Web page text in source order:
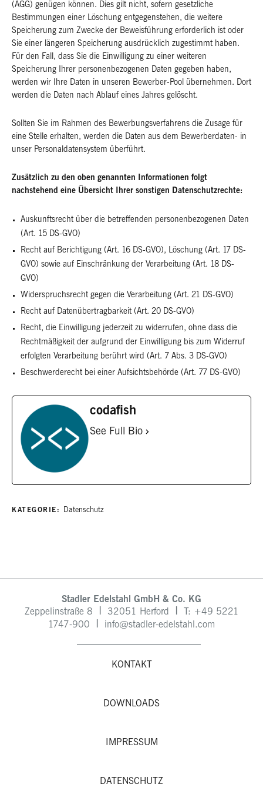
(AGG) genügen können. Dies gilt nicht, sofern gesetzliche
Bestimmungen einer Löschung entgegenstehen, die weitere
Speicherung zum Zwecke der Beweisführung erforderlich ist oder
Sie einer längeren Speicherung ausdrücklich zugestimmt haben.
Für den Fall, dass Sie die Einwilligung zu einer weiteren
Speicherung Ihrer personenbezogenen Daten gegeben haben,
werden wir Ihre Daten in unseren Bewerber-Pool übernehmen. Dort
werden die Daten nach Ablauf eines Jahres gelöscht.
Sollten Sie im Rahmen des Bewerbungsverfahrens die Zusage für
eine Stelle erhalten, werden die Daten aus dem Bewerberdaten- in
unser Personaldatensystem überführt.
Zusätzlich zu den oben genannten Informationen folgt
nachstehend eine Übersicht Ihrer sonstigen Datenschutzrechte:
Auskunftsrecht über die betreffenden personenbezogenen Daten
(Art. 15 DS-GVO)
Recht auf Berichtigung (Art. 16 DS-GVO), Löschung (Art. 17 DS-
GVO) sowie auf Einschränkung der Verarbeitung (Art. 18 DS-
GVO)
Widerspruchsrecht gegen die Verarbeitung (Art. 21 DS-GVO)
Recht auf Datenübertragbarkeit (Art. 20 DS-GVO)
Recht, die Einwilligung jederzeit zu widerrufen, ohne dass die
Rechtmäßigkeit der aufgrund der Einwilligung bis zum Widerruf
erfolgten Verarbeitung berührt wird (Art. 7 Abs. 3 DS-GVO)
Beschwerderecht bei einer Aufsichtsbehörde (Art. 77 DS-GVO)
codafish
See Full Bio
KATEGORIE: Datenschutz
Stadler Edelstahl GmbH & Co. KG
Zeppelinstraße 8
32051 Herford T: +49 5221
1747-900
info@stadler-edelstahl.com
KONTAKT
DOWNLOADS
IMPRESSUM
DATENSCHUTZ